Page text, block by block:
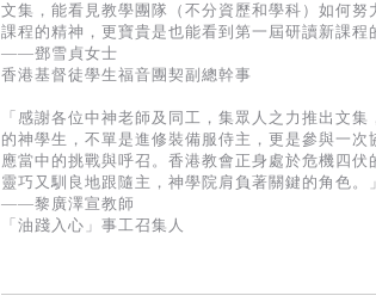
文集，能看見教學團隊（不分資歷和學科）如何
課程的精神，更寶貴是也能看到第一屆研讀新課程
——鄧雪貞女士
香港基督徒學生福音團契副總幹事
「感謝各位中神老師及同工，集眾人之力推出文
的神學生，不單是進修裝備服侍主，更是參與一
應當中的挑戰與呼召。香港教會正身處於危機四
靈巧又馴良地跟隨主，神學院肩負著關鍵的角色。」
——黎廣澤宣教師
「油踐入心」事工召集人